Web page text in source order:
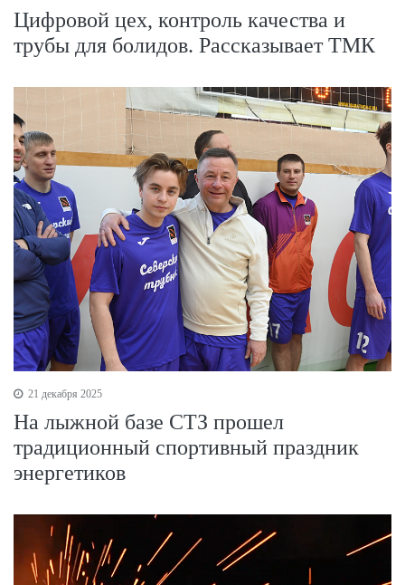
Цифровой цех, контроль качества и
трубы для болидов. Рассказывает ТМК
21 декабря 2025
На лыжной базе СТЗ прошел
традиционный спортивный праздник
энергетиков